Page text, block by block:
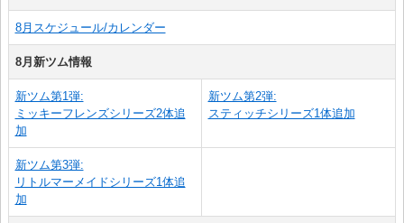
8月スケジュール/カレンダー
8月新ツム情報
新ツム第1弾:
ミッキーフレンズシリーズ2体追
加
新ツム第2弾:
スティッチシリーズ1体追加
新ツム第3弾:
リトルマーメイドシリーズ1体追
加